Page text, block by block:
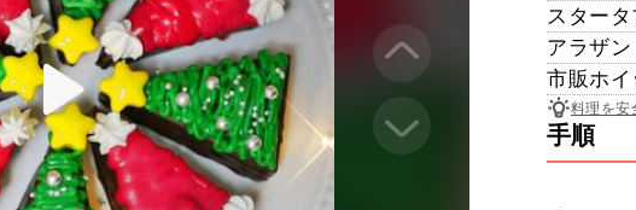
スタータ
アラザン
市販ホ
料理を安
手順